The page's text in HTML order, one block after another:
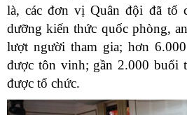
là, các đơn vị Quân đội đã tổ
dưỡng kiến thức quốc phòng,
lượt người tham gia; hơn
được tôn vinh; gần 2.000 buổi
được tổ chức.